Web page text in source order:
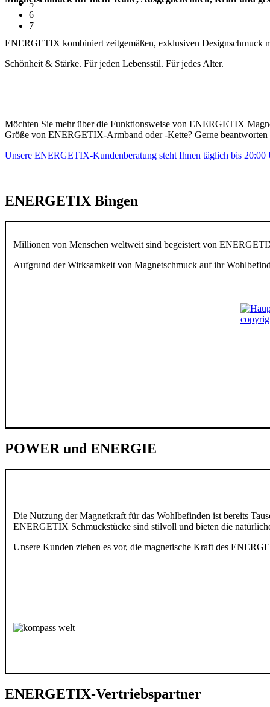
5
6
7
ENERGETIX kombiniert zeitgemäßen, exklusiven Designschmuck
Schönheit & Stärke. Für jeden Lebensstil. Für jedes Alter.
Möchten Sie mehr über die Funktionsweise von ENERGETIX
Größe von ENERGETIX-Armband oder -Kette? Gerne
Unsere ENERGETIX-Kundenberatung steht Ihnen täglich bis 20:00
ENERGETIX Bingen
Millionen von Menschen weltweit sind begeistert von
Aufgrund der Wirksamkeit von Magnetschmuck auf ihr
POWER und ENERGIE
Die Nutzung der Magnetkraft für das Wohlbefinden ist bereits
ENERGETIX Schmuckstücke sind stilvoll und bieten die
Unsere Kunden ziehen es vor, die magnetische Kraft des
ENERGETIX-Vertriebspartner